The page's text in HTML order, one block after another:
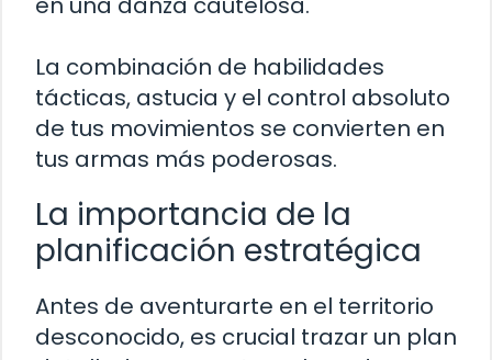
La combinación de habilidades
tácticas, astucia y el control absoluto
de tus movimientos se convierten en
tus armas más poderosas.
La importancia de la
planificación estratégica
Antes de aventurarte en el territorio
desconocido, es crucial trazar un plan